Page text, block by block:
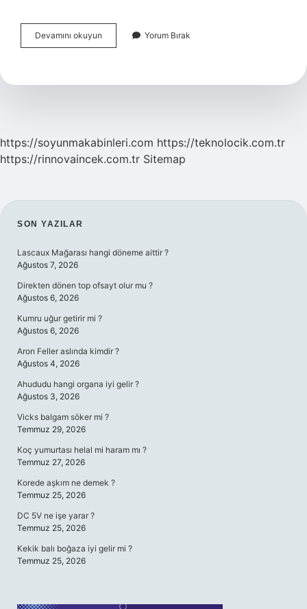
Devamını okuyun
Lisans
Diploma
Yorum Bırak
https://soyunmakabinleri.com https://teknolocik.com.tr
https://rinnovaincek.com.tr Sitemap
SIDEBAR
SON YAZILAR
Lascaux Mağarası hangi döneme aittir ?
Ağustos 7, 2026
Direkten dönen top ofsayt olur mu ?
Ağustos 6, 2026
Kumru uğur getirir mi ?
Ağustos 6, 2026
Aron Feller aslında kimdir ?
Ağustos 4, 2026
Ahududu hangi organa iyi gelir ?
Ağustos 3, 2026
Vicks balgam söker mi ?
Temmuz 29, 2026
Koç yumurtası helal mi haram mı ?
Temmuz 27, 2026
Korede aşkım ne demek ?
Temmuz 25, 2026
DC 5V ne işe yarar ?
Temmuz 25, 2026
Kekik balı boğaza iyi gelir mi ?
Temmuz 25, 2026